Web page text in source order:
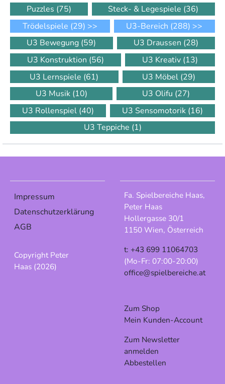
Puzzles (75) Steck- & Legespiele (36)
Trödelspiele (29) >> U3-Bereich (288) >>
U3 Bewegung (59) U3 Draussen (28)
U3 Konstruktion (56) U3 Kreativ (13)
U3 Lernspiele (61) U3 Möbel (29)
U3 Musik (10) U3 Olifu (27)
U3 Rollenspiel (40) U3 Sensomotorik (16)
U3 Teppiche (1)
Impressum
Datenschutzerklärung
AGB
Copyright Peter
Haas (2026)
Fa. Spielbereiche Haas,
Peter Haas
Hollergasse 30/1
1150 Wien, Österreich
t: +43 699 11064703
(Mo-Fr: 07:00-20:00)
office@spielbereiche.at
Zum Shop
Mein Kunden-Account
Zum Newsletter
anmelden
Abbestellen